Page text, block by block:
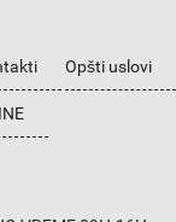
Opšti uslovi